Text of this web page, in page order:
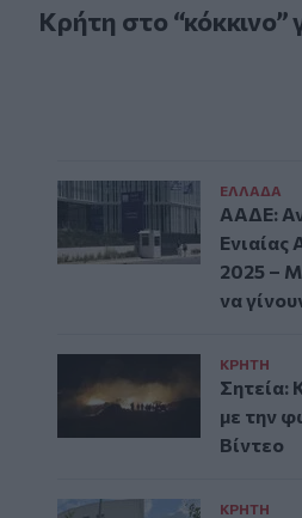
Κρήτη στο “κόκκινο”
ΕΛΛAΔΑ
ΑΑΔΕ:
Ενιαίας
2025 –
να
ΚΡΗΤΗ
Σητεία:
με την
Βίντεο
ΚΡΗΤΗ